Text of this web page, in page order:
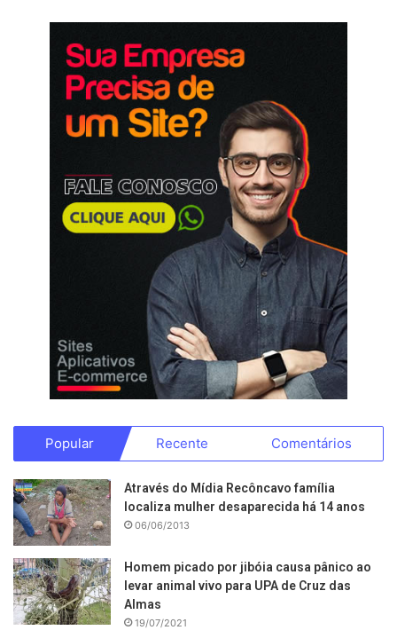
Popular Recente Comentários
Através do Mídia Recôncavo família
localiza mulher desaparecida há 14 anos
06/06/2013
Homem picado por jibóia causa pânico ao
levar animal vivo para UPA de Cruz das
Almas
19/07/2021